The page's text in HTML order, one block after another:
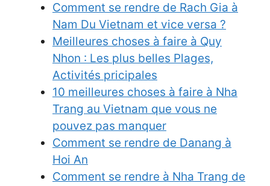
Comment se rendre de Rach Gia à
Nam Du Vietnam et vice versa ?
Meilleures choses à faire à Quy
Nhon : Les plus belles Plages,
Activités pricipales
10 meilleures choses à faire à Nha
Trang au Vietnam que vous ne
pouvez pas manquer
Comment se rendre de Danang à
Hoi An
Comment se rendre à Nha Trang de